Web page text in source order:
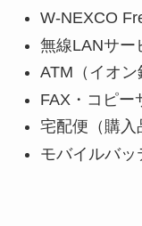
W-NEXCO
無線LANサー
ATM（イオン
FAX・コピー
宅配便（購入
モバイルバッ